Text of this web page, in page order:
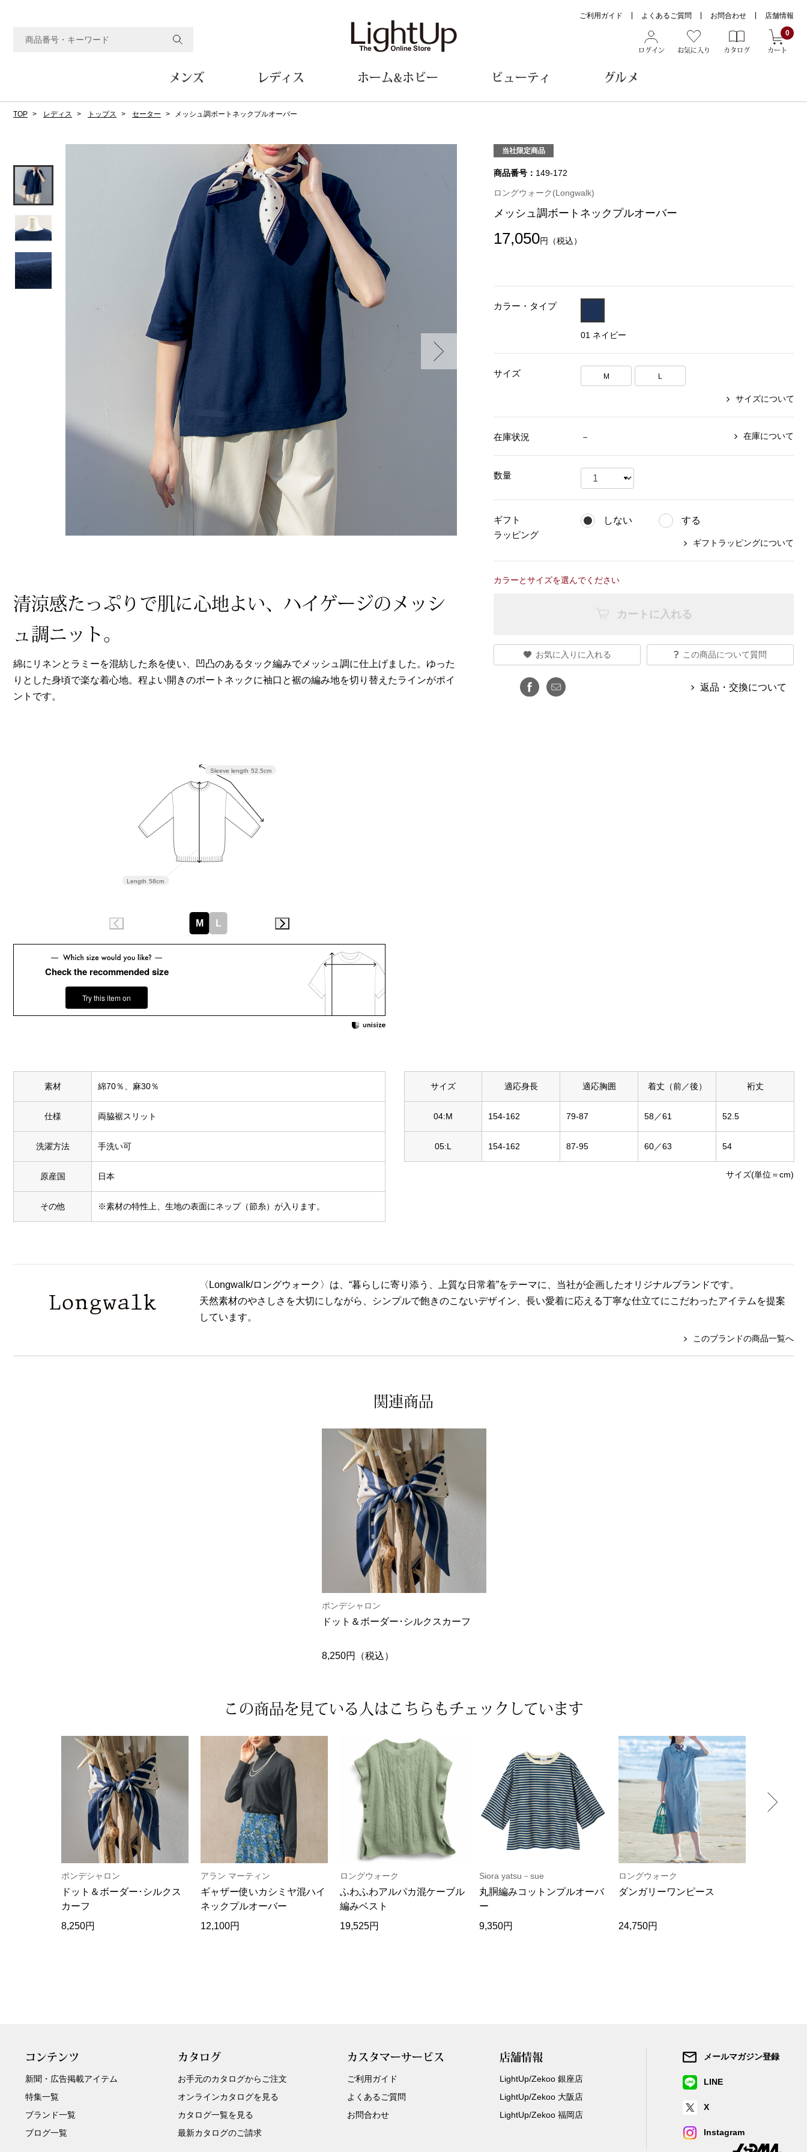
ログイン お気に入り カタログ
0
カート
ご利用ガイド よくあるご質問 お問合わせ 店舗情報
メンズ
ジャケット
コート
ブルゾン
その他
トップス
Tシャツ／カットソー
パンツ／スラックス
ショート･クロップドパンツ
ルーム･アンダーウェア
ルームウェア／パジャマ
アンダーウェア
その他
バッグ
トートバッグ
ハンドバッグ
ショルダーバッグ
ブリーフケース
クラッチバッグ
ボディバッグ
リュック･バックパック
ボストンバッグ
スーツケース／キャリーバッグ
その他
シューズ
スリップオン
レースアップ
スニーカー
ブーツ
サンダル
財布／コインケース
革小物
ポーチ
その他
ウオッチ／アクセサリー
ウオッチ
ネックレス
ブレスレット
その他
ファッション雑貨
帽子
ネクタイ
マフラー／スヌード
サングラス／メガネ
傘／日傘
和装
和装小物
その他
おすすめブランド
ザ･ノース･フェイス
ヘリーハンセン
おすすめ特集
【特集】Travel Partner／トラベル
おすすめカタログ
BOGARD July 2026 vol.180
レディス
ジャケット
コート
ブルゾン
その他
トップス
Tシャツ／カットソー
シャツ／ブラウス
タンクトップ／キャミソール
カーディガン／アンサンブル
ワンピース／チュニック
スカート
パンツ／スラックス
ワイド･ガウチョパンツ
レギンス／スパッツ
ショート･クロップドパンツ
その他
ルーム･アンダーウェア
ルームウェア／パジャマ
アンダーウェア
その他
バッグ
トートバッグ
ハンドバッグ
ショルダーバッグ
クラッチバッグ
ボディバッグ
リュック･バックパック
ボストンバッグ
スーツケース／キャリーバッグ
その他
スリップオン
レースアップ
パンプス
スニーカー
ブーツ
サンダル
その他
財布／小物
財布／コインケース
革小物
ポーチ
その他
ウオッチ／アクセサリー
イヤリング／ピアス
ブローチ
ファッション雑貨
帽子
マフラー／スヌード
スカーフ／ストール
手袋
ベルト
その他
その他
Miss Kyouko／ミスキョウコ
銀座花菱
おすすめ特集
【特集】ベーシックアイテム for
Ladies
ルボタンのアルパカ混ニット
ホーム&ホビー
テーブル／椅子･座椅子
収納家具
その他
ファブリック
クッション／座布団
ブランケット／ソファカバー
カーペット／ラグ／マット
カーテン／のれん／簾
インテリアアート･ルームアクセ
バス･トイレタリー
キッチン･テーブルウェア
テーブルウェア
調理器具
キッチン雑貨
その他
家電
生活家電
キッチン家電
AV機器
その他
ホビー･キッズ
ホビー／玩具
人形／ぬいぐるみ
光学機器
ステーショナリー
AVソフト／書籍／図録
アウトドア･スポーツ用品
その他
【特集】〈セイコー〉マウリッ
おすすめブランド
セイコー
【特集】William Morris／ウィリア
ム･モリス
【特集】使いやすさを追求した 防
ビューティ
ボディケア
ヘアケア
フレグランス
その他
Salon de GRANDGRIS
ネイチャーマジック
おすすめ特集
【特集】VECUA GRAND PREMIUM
グルメ
ワイン／ビール／酒
その他
【特集】食彩倶楽部
おすすめ特集
【特集】〈銀座 梅林〉国産ヒレ肉
TOP レディス トップス セーター メッシュ調ボートネックプルオーバー
清涼感たっぷりで肌に心地よい、ハイゲージのメッシ
ュ調ニット。
綿にリネンとラミーを混紡した糸を使い、凹凸のあるタック編みでメッシュ調に仕上げました。ゆった
りとした身頃で楽な着心地。程よい開きのボートネックに袖口と裾の編み地を切り替えたラインがポイ
ントです。
当社限定商品
商品番号： 149-172
ロングウォーク(Longwalk)
メッシュ調ボートネックプルオーバー
17,050円 （税込）
カラー・タイプ
01 ネイビー
サイズ M L
サイズについて
在庫状況 － 在庫について
数量
ギフト
ラッピング
しない する
ギフトラッピングについて
カラーとサイズを選んでください
カートに入れる
お気に入りに入れる この商品について質問
返品・交換について
Sleeve length 52.5cm
Length 58cm
M L
Check the recommended size
Try this item on
素材 綿70％、麻30％
仕様 両脇裾スリット
洗濯方法 手洗い可
原産国 日本
その他 ※素材の特性上、生地の表面にネップ（節糸）が入ります。
サイズ 適応身長 適応胸囲 着丈（前／後） 裄丈
04:M 154-162 79-87 58／61 52.5
05:L 154-162 87-95 60／63 54
サイズ(単位＝cm)
〈Longwalk/ロングウォーク〉は、“暮らしに寄り添う、上質な日常着”をテーマに、当社が企画したオリジナルブランドです。
天然素材のやさしさを大切にしながら、シンプルで飽きのこないデザイン、長い愛着に応える丁寧な仕立てにこだわったアイテムを提案
しています。
このブランドの商品一覧へ
関連商品
ポンデシャロン
ドット＆ボーダー･シルクスカーフ
8,250円（税込）
この商品を見ている人は こちらもチェックしています
ポンデシャロン
ドット＆ボーダー･シルクス
カーフ
8,250円
アラン マーティン
ギャザー使いカシミヤ混ハイ
ネックプルオーバー
12,100円
ロングウォーク
ふわふわアルパカ混ケーブル
編みベスト
19,525円
Siora yatsu－sue
丸胴編みコットンプルオーバ
ー
9,350円
ロングウォーク
ダンガリーワンピース
24,750円
コンテンツ
新聞・広告掲載アイテム
特集一覧
ブランド一覧
ブログ一覧
カタログ
お手元のカタログからご注文
オンラインカタログを見る
カタログ一覧を見る
最新カタログのご請求
カスタマーサービス
ご利用ガイド
よくあるご質問
お問合わせ
店舗情報
LightUp/Zekoo 銀座店
LightUp/Zekoo 大阪店
LightUp/Zekoo 福岡店
メールマガジン登録
LINE
X
Instagram